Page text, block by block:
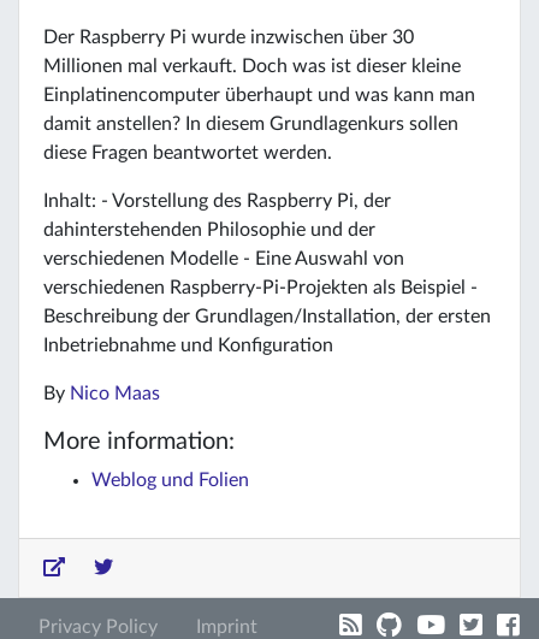
Der Raspberry Pi wurde inzwischen über 30
Millionen mal verkauft. Doch was ist dieser kleine
Einplatinencomputer überhaupt und was kann man
damit anstellen? In diesem Grundlagenkurs sollen
diese Fragen beantwortet werden.
Inhalt: - Vorstellung des Raspberry Pi, der
dahinterstehenden Philosophie und der
verschiedenen Modelle - Eine Auswahl von
verschiedenen Raspberry-Pi-Projekten als Beispiel -
Beschreibung der Grundlagen/Installation, der ersten
Inbetriebnahme und Konfiguration
By Nico Maas
More information:
Weblog und Folien
Privacy Policy Imprint